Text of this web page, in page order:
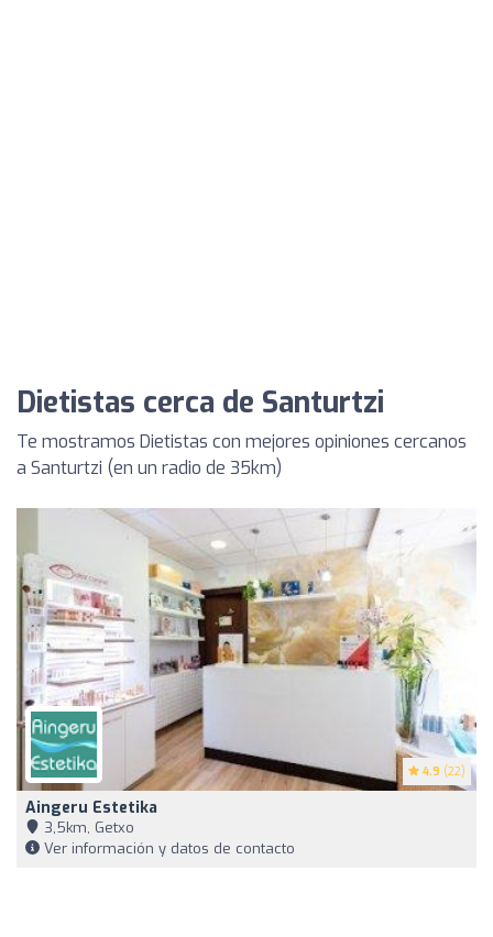
Dietistas cerca de Santurtzi
Te mostramos Dietistas con mejores opiniones cercanos
a Santurtzi (en un radio de 35km)
4.9 (22)
Aingeru Estetika
3,5km, Getxo
Ver información y datos de contacto